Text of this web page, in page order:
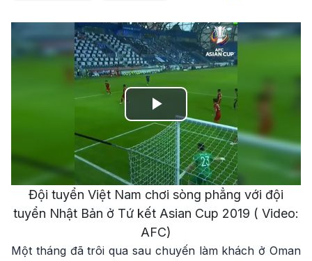
Play
Video
Đội tuyển Việt Nam chơi sòng phẳng với đội
tuyển Nhật Bản ở Tứ kết Asian Cup 2019 ( Video:
AFC)
Một tháng đã trôi qua sau chuyến làm khách ở Oman